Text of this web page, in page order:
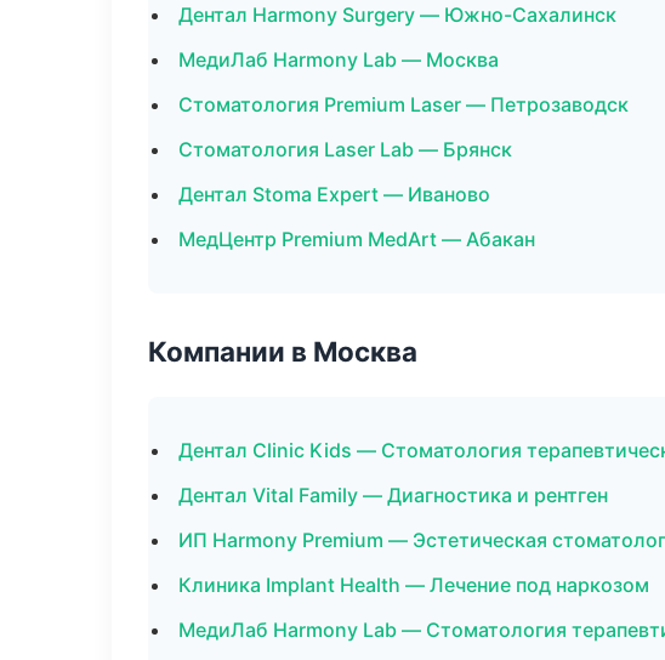
Дентал Harmony Surgery — Южно-Сахалинск
МедиЛаб Harmony Lab — Москва
Стоматология Premium Laser — Петрозаводск
Стоматология Laser Lab — Брянск
Дентал Stoma Expert — Иваново
МедЦентр Premium MedArt — Абакан
Компании в Москва
Дентал Clinic Kids — Стоматология
Дентал Vital Family — Диагностика и рентген
ИП Harmony Premium — Эстетическая
Клиника Implant Health — Лечение под наркозом
МедиЛаб Harmony Lab — Стоматология